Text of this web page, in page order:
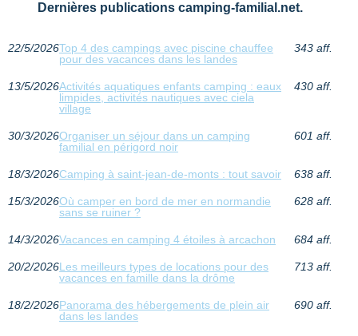
Dernières publications camping-familial.net.
22/5/2026Top 4 des campings avec piscine chauffee
pour des vacances dans les landes
343 aff.
13/5/2026Activités aquatiques enfants camping : eaux
limpides, activités nautiques avec ciela
village
430 aff.
30/3/2026Organiser un séjour dans un camping
familial en périgord noir
601 aff.
18/3/2026Camping à saint-jean-de-monts : tout savoir 638 aff.
15/3/2026Où camper en bord de mer en normandie
sans se ruiner ?
628 aff.
14/3/2026Vacances en camping 4 étoiles à arcachon 684 aff.
20/2/2026Les meilleurs types de locations pour des
vacances en famille dans la drôme
713 aff.
18/2/2026Panorama des hébergements de plein air
dans les landes
690 aff.